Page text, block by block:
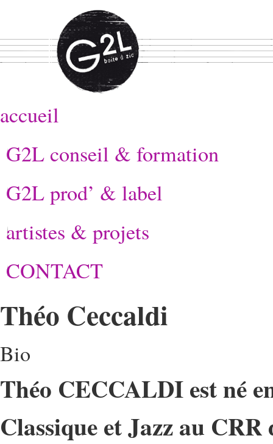
accueil
G2L conseil & formation
G2L prod’ & label
artistes & projets
CONTACT
Théo Ceccaldi
Bio
Théo CECCALDI est né
Classique et Jazz au CRR